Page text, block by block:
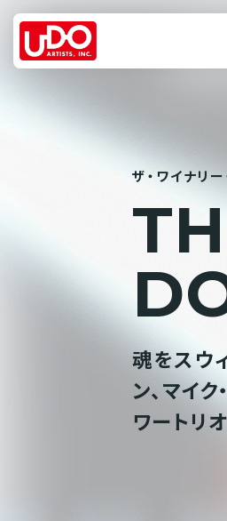
ザ・ワイナリー
TH
D
魂をスウ
ン、マイ
ワートリ